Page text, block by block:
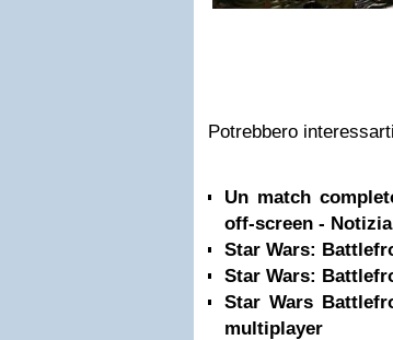
Potrebbero
Un match
off-screen -
Star Wars:
Star Wars:
Star Wars
multiplayer